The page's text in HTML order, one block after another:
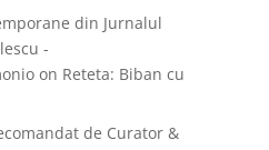
din Jurnalul
-
on Reteta: Biban cu
de Curator &